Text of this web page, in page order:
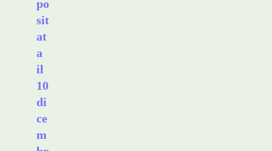
po
sit
at
a
il
10
di
ce
m